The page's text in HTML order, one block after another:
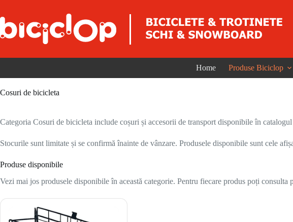
Home Produse Biciclop
Cosuri de bicicleta
Categoria Cosuri de bicicleta include coșuri și accesorii de transport disponibile în catalogul
Stocurile sunt limitate și se confirmă înainte de vânzare. Produsele disponibile sunt cele
Produse disponibile
Vezi mai jos produsele disponibile în această categorie. Pentru fiecare produs poți